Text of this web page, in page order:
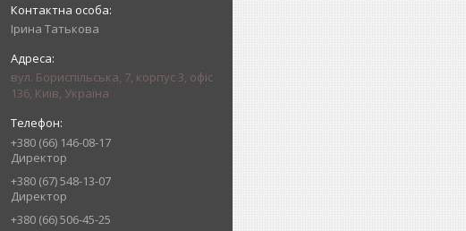
Ірина Татькова
вул. Бориспільська, 7, корпус 3, офіс
136, Київ, Україна
+380 (66) 146-08-17
Директор
+380 (67) 548-13-07
Директор
+380 (66) 506-45-25